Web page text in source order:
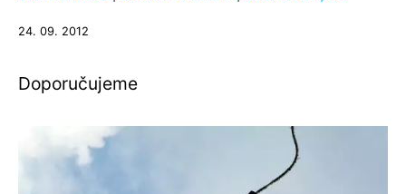
24. 09. 2012
Doporučujeme